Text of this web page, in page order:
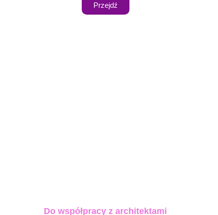
Przejdź
Do współpracy z architektami